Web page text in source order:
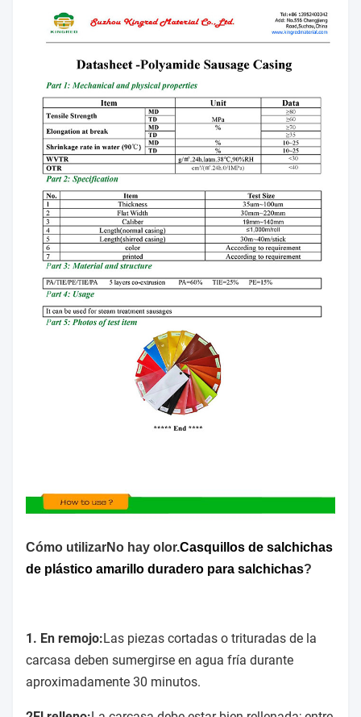
Cómo utilizarNo hay olor.Casquillos de salchichas
de plástico amarillo duradero para salchichas?
1. En remojo:Las piezas cortadas o trituradas de la
carcasa deben sumergirse en agua fría durante
aproximadamente 30 minutos.